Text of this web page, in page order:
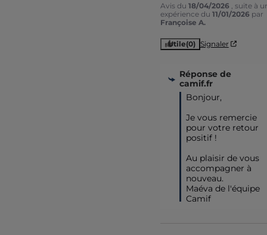
Avis du 18/04/2026
, suite à
expérience du 11/01/2026 par
Françoise A.
Utile(0) Signaler
Réponse de
camif.fr
Bonjour,
Je vous remercie
pour votre retour
positif !
Au plaisir de vous
accompagner à
nouveau.
Maéva de l'équipe
Camif